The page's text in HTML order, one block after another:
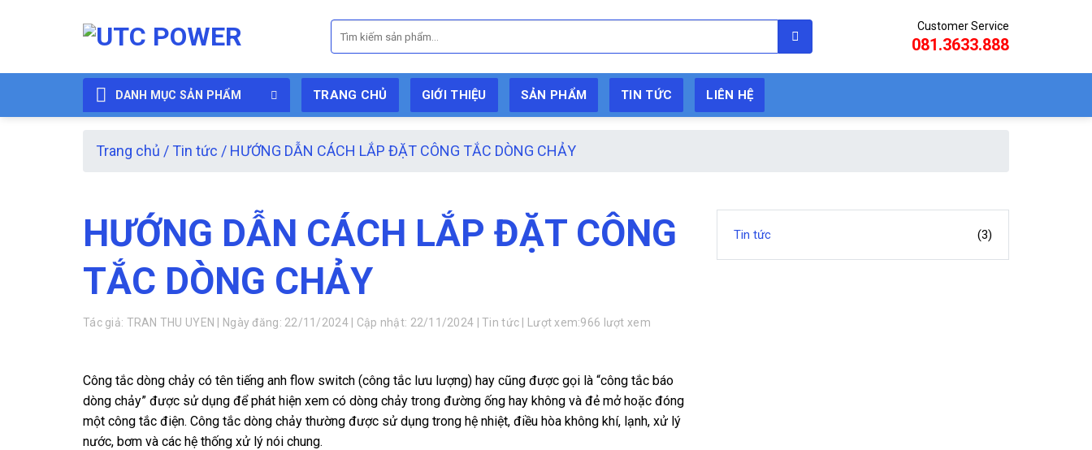
Tìm
kiếm:
Customer Service
081.3633.888
DANH MỤC SẢN PHẨM TRANG CHỦ GIỚI THIỆU SẢN PHẨM TIN TỨC LIÊN HỆ
Trang chủ / Tin tức / HƯỚNG DẪN CÁCH LẮP ĐẶT CÔNG TẮC DÒNG CHẢY
HƯỚNG DẪN CÁCH LẮP ĐẶT CÔNG
TẮC DÒNG CHẢY
Tác giả: TRAN THU UYEN | Ngày đăng: 22/11/2024 | Cập nhật: 22/11/2024 | Tin tức | Lượt xem:966 lượt xem
Công tắc dòng chảy có tên tiếng anh flow switch (công tắc lưu lượng) hay cũng được gọi là “công tắc báo
dòng chảy” được sử dụng để phát hiện xem có dòng chảy trong đường ống hay không và đẻ mở hoặc đóng
một công tắc điện. Công tắc dòng chảy thường được sử dụng trong hệ nhiệt, điều hòa không khí, lạnh, xử lý
nước, bơm và các hệ thống xử lý nói chung.
Tin tức (3)